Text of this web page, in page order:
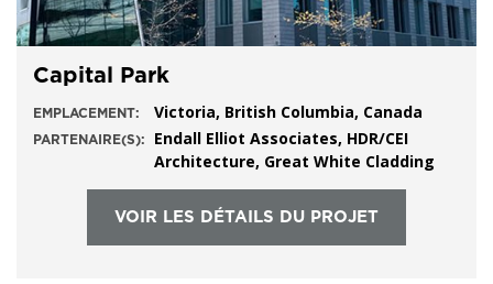
Capital Park
EMPLACEMENT: Victoria, British Columbia, Canada
PARTENAIRE(S):
Endall Elliot Associates, HDR/CEI
Architecture, Great White Cladding
VOIR LES DÉTAILS DU PROJET